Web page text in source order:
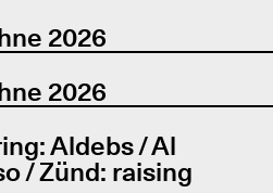
2026
2026
Aldebs / Al
/ Zünd: raising